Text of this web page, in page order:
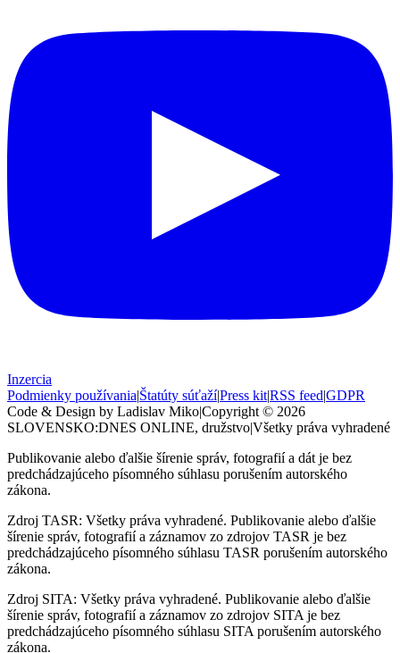
Inzercia
Podmienky používania|Štatúty súťaží|Press kit|RSS feed|GDPR
Code & Design by Ladislav Miko|Copyright © 2026
SLOVENSKO:DNES ONLINE, družstvo|Všetky práva vyhradené
Publikovanie alebo ďalšie šírenie správ, fotografií a dát je bez
predchádzajúceho písomného súhlasu porušením autorského
zákona.
Zdroj TASR: Všetky práva vyhradené. Publikovanie alebo ďalšie
šírenie správ, fotografií a záznamov zo zdrojov TASR je bez
predchádzajúceho písomného súhlasu TASR porušením autorského
zákona.
Zdroj SITA: Všetky práva vyhradené. Publikovanie alebo ďalšie
šírenie správ, fotografií a záznamov zo zdrojov SITA je bez
predchádzajúceho písomného súhlasu SITA porušením autorského
zákona.